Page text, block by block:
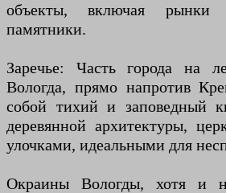
объекты, включая рынки
памятники.
Заречье: Часть города на
Вологда, прямо напротив
собой тихий и заповедный
деревянной архитектуры,
улочками, идеальными для
Окраины Вологды, хотя и